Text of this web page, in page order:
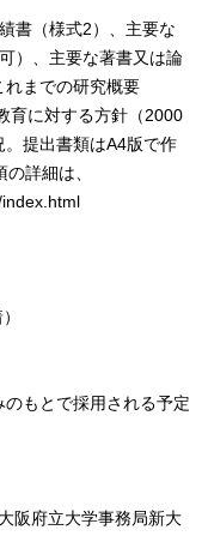
書（様式2）、主要な
）、主要な著書又は論
までの研究概要
育に対する方針（2000
提出書類はA4版で作
詳細は、
もとで採用される予定
府立大学事務局新大